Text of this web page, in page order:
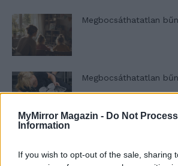
MyMirror Magazin - Do Not
Information
If you wish to opt-out of the sale, sharing
Megbocsáthatatlan
Megbocsáthatatlan